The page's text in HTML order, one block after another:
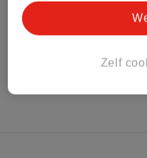
Bekijk ook
MeerBriljant Baby
Zelf